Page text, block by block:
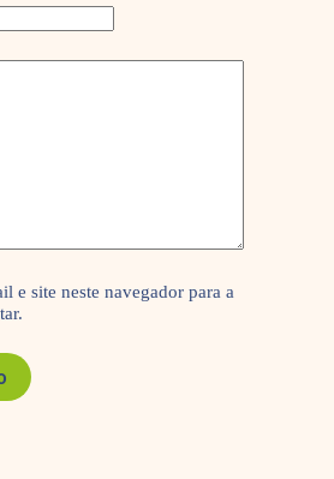
e site neste navegador para a